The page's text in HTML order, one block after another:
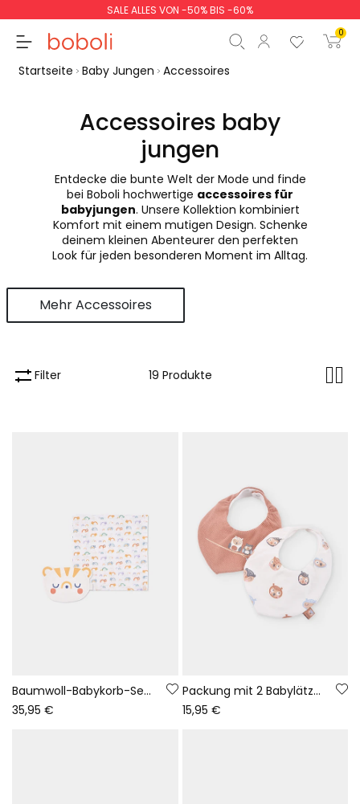
SALE ALLES VON -50% BIS -60%
0
Gesamtbetrag 0,00 €
weiter Start der Bestellung
Startseite Baby Jungen Accessoires
Accessoires baby
jungen
Entdecke die bunte Welt der Mode und finde
bei Boboli hochwertige accessoires für
babyjungen. Unsere Kollektion kombiniert
Komfort mit einem mutigen Design. Schenke
deinem kleinen Abenteurer den perfekten
Look für jeden besonderen Moment im Alltag.
Mehr Accessoires
Filter 19 Produkte
Baumwoll-Babykorb-Set mit Tieraufdruck
35,95 €
Packung mit 2 Babylätzchen mit Eulen-Aufdruck in Beige
15,95 €